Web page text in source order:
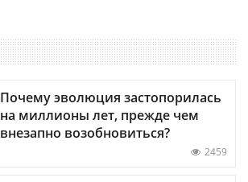
Почему эволюция застопорилась
на миллионы лет, прежде чем
внезапно возобновиться?
2459